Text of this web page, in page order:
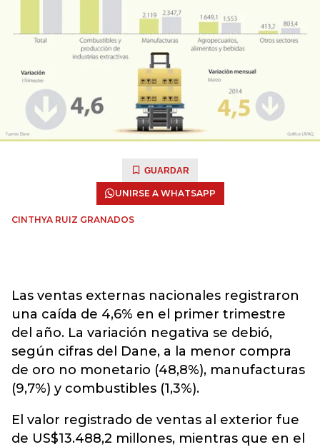
GUARDAR
UNIRSE A WHATSAPP
CINTHYA RUIZ GRANADOS
Las ventas externas nacionales registraron
una caída de 4,6% en el primer trimestre
del año. La variación negativa se debió,
según cifras del Dane, a la menor compra
de oro no monetario (48,8%), manufacturas
(9,7%) y combustibles (1,3%).
El valor registrado de ventas al exterior fue
de US$13.488,2 millones, mientras que en el